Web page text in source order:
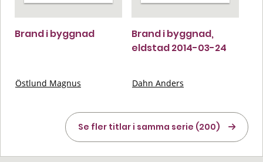
Brand i byggnad
Östlund Magnus
Brand i byggnad,
eldstad 2014-03-24
Dahn Anders
Se fler titlar i samma serie (200)